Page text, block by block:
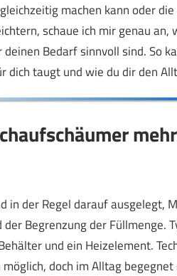
machen kann oder
schaue ich mir genau
Bedarf sinnvoll sind. So
dich taugt und wie du dir den
in der Regel darauf ausgelegt,
Begrenzung der Füllmenge.
und ein Heizelement.
doch im Alltag